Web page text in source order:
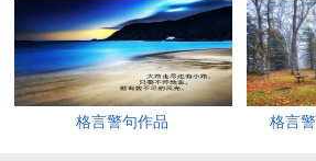
一言一行不忘公仆形象，一举一动常思
一心为公自会宠辱不惊，两袖清风始能正
格言警句作品 格言